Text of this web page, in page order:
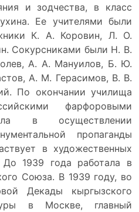
и зодчества, в класс
Ее учителями были
К. А. Коровин, Л. О.
Сокурсниками были Н. В.
А. А. Мануилов, Б. Ю.
А. М. Герасимов, В. В.
По окончании училища
фарфоровыми
в осуществлении
пропаганды
в художественных
1939 года работала в
Союза. В 1939 году, во
Декады кыргызского
в Москве, главный